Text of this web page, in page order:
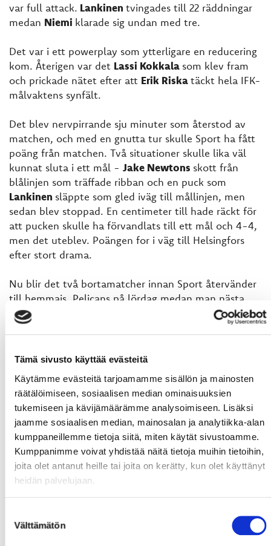
Tämä sivusto käyttää evästeitä
Käytämme evästeitä tarjoamamme sisällön ja mainosten
räätälöimiseen, sosiaalisen median ominaisuuksien
tukemiseen ja kävijämäärämme analysoimiseen. Lisäksi
jaamme sosiaalisen median, mainosalan ja analytiikka-alan
kumppaneillemme tietoja siitä, miten käytät sivustoamme.
Kumppanimme voivat yhdistää näitä tietoja muihin tietoihin,
joita olet antanut heille tai joita on kerätty, kun olet käyttänyt
heidän palvelujaan.
valinta
Välttämätön
var full attack. Lankinen tvingades till 22 räddningar
medan Niemi klarade sig undan med tre.
Det var i ett powerplay som ytterligare en reducering
kom. Återigen var det Lassi Kokkala som klev fram
och prickade nätet efter att Erik Riskatäckt hela IFK-
målvaktens synfält.
Det blev nervpirrande sju minuter som återstod av
matchen, och med en gnutta tur skulle Sport ha fått
poäng från matchen. Två situationer skulle lika väl
kunnat sluta i ett mål - Jake Newtons skott från
blålinjen som träffade ribban och en puck som
Lankinen släppte som gled iväg till mållinjen, men
sedan blev stoppad. En centimeter till hade räckt för
att pucken skulle ha förvandlats till ett mål och 4-4,
men det uteblev. Poängen for i väg till Helsingfors
efter stort drama.
Nu blir det två bortamatcher innan Sport återvänder
till hemmais. Pelicans på lördag medan man nästa
veckas fredag (4.12) spelar mot Lukko i Raumo medan
man spelar på lördag (5.12) på hemmais mot TPS.
Tobias Snellman (Foto: Maria Sundelin)
0-1 01:21 Teemu Ramstedt (Arttu Luttinen, Jasse
ikonen)
0-2 03:06 Roope Hintz (Tommi Taimi, Robert Leino)
PP
0-3 10:27 Miro-Pekka Saarelainen (Siim Liivik, Henri
Tamminen)
0-4 11:04 Tommi Taimi (Joonas Järvinen, Teemu
Ramstedt)
2-4 37:38 Lassi Kokkala (Sami Blomqvist, Tommi